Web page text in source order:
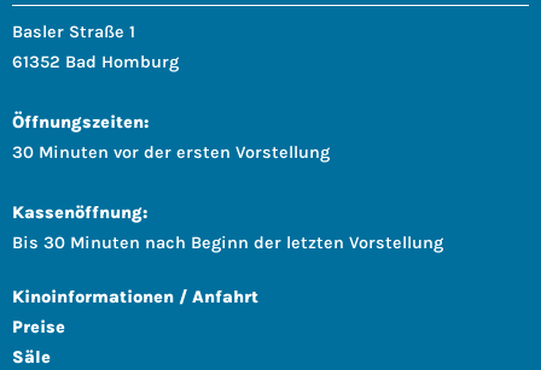
Basler Straße 1
61352 Bad Homburg
Öffnungszeiten:
30 Minuten vor der ersten Vorstellung
Kassenöffnung:
Bis 30 Minuten nach Beginn der letzten Vorstellung
Kinoinformationen / Anfahrt
Preise
Säle